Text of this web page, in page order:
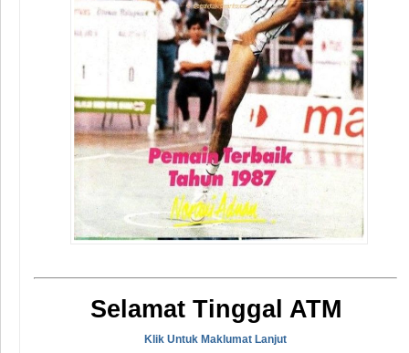
Selamat Tinggal ATM
Klik Untuk Maklumat Lanjut